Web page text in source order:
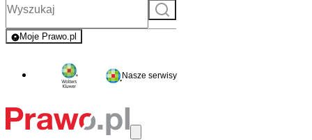
Szukaj
Moje Prawo.pl
- rejestracja i logowanie do serwisu
Nasze serwisy